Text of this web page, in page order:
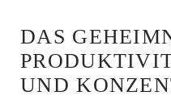
DAS
UND